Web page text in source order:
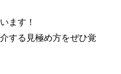
ます！
する見極め方をぜひ覚